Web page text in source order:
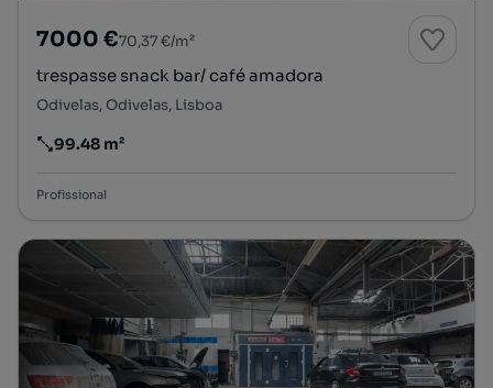
7000 €70,37 €/m²
trespasse snack bar/ café amadora
Odivelas, Odivelas, Lisboa
Preço por metro quadrado
99.48 m²
Profissional